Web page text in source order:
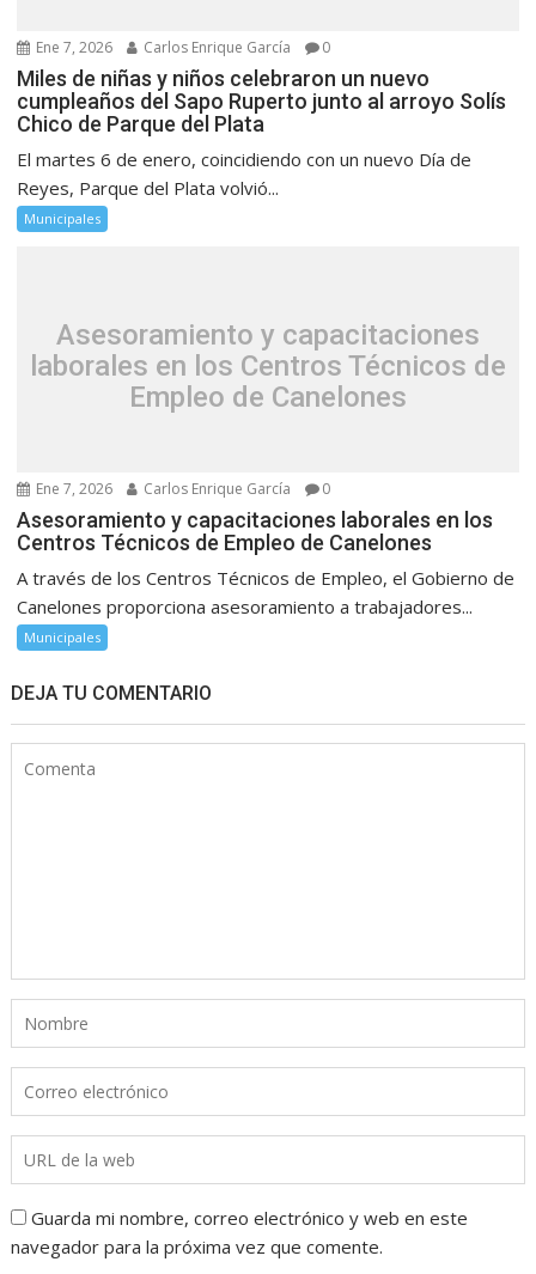
Ene 7, 2026 Carlos Enrique García 0
Miles de niñas y niños celebraron un nuevo
cumpleaños del Sapo Ruperto junto al arroyo Solís
Chico de Parque del Plata
El martes 6 de enero, coincidiendo con un nuevo Día de
Reyes, Parque del Plata volvió...
Municipales
Asesoramiento y capacitaciones
laborales en los Centros Técnicos de
Empleo de Canelones
Ene 7, 2026 Carlos Enrique García 0
Asesoramiento y capacitaciones laborales en los
Centros Técnicos de Empleo de Canelones
A través de los Centros Técnicos de Empleo, el Gobierno de
Canelones proporciona asesoramiento a trabajadores...
Municipales
DEJA TU COMENTARIO
Guarda mi nombre, correo electrónico y web en este
navegador para la próxima vez que comente.